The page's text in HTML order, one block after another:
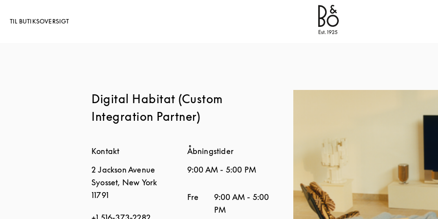
TIL BUTIKSOVERSIGT
Bang & Olufsen - Exist to Create
Digital Habitat (Custom
Integration Partner)
Kontakt
2 Jackson Avenue
Syosset, New York
11791
Åbningstider
9:00 AM - 5:00 PM
UgedagÅbningstider
Fre 9:00 AM - 5:00
PM